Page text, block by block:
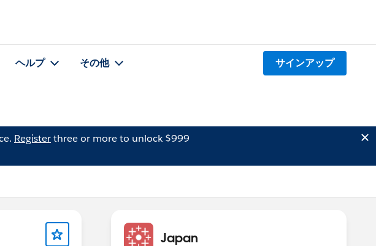
ヘルプ その他 サインアップ
Registerthree or more to unlock $999
Japan